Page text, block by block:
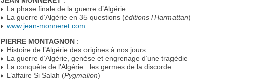
La phase finale de la guerre d’Algérie
La guerre d’Algérie en 35 questions (éditions l’Harmattan)
www.jean-monneret.com
PIERRE MONTAGNON:
Histoire de l’Algérie des origines à nos jours
La guerre d’Algérie, genèse et engrenage d’une tragédie
La conquête de l’Algérie : les germes de la discorde
L’affaire Si Salah (Pygmalion)